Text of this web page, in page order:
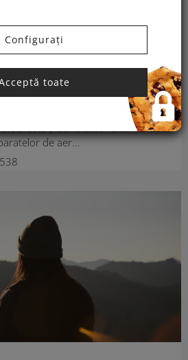
cărora veți
ca soarele
dar temperaturile ridicate au
săptămâni. Căldura poate da bătăi
afecta și sănătatea fizică. Suntem
de aer...
Configurați
toate